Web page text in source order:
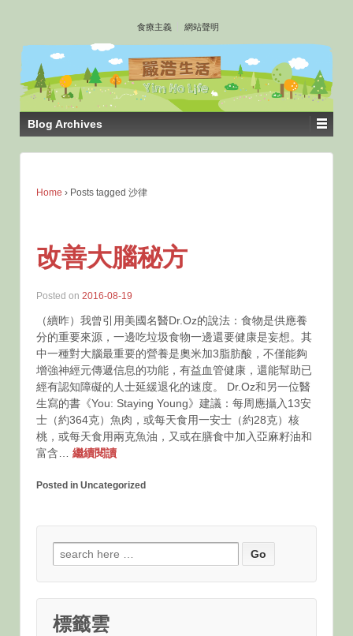
TO
MAIN
CONTENT
食療主義 網站聲明
Blog Archives
Home › Posts tagged 沙律
改善大腦秘方
Posted on 2016-08-19
（續昨）我曾引用美國名醫Dr.Oz的說法：食物是供應養
分的重要來源，一邊吃垃圾食物一邊還要健康是妄想。其
中一種對大腦最重要的營養是奧米加3脂肪酸，不僅能夠
增強神經元傳遞信息的功能，有益血管健康，還能幫助已
經有認知障礙的人士延緩退化的速度。 Dr.Oz和另一位醫
生寫的書《You: Staying Young》建議：每周應攝入13安
士（約364克）魚肉，或每天食用一安士（約28克）核
桃，或每天食用兩克魚油，又或在膳食中加入亞麻籽油和
富含… 繼續閱讀
Posted in Uncategorized
Search
for:
標籤雲